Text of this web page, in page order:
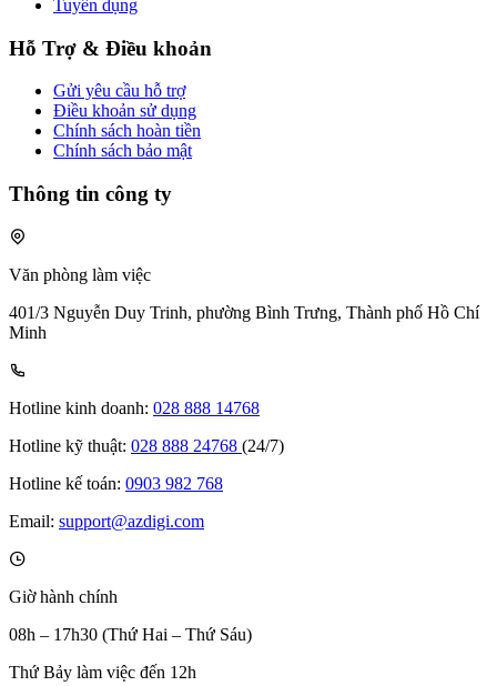
Tuyển dụng
Hỗ Trợ & Điều khoản
Gửi yêu cầu hỗ trợ
Điều khoản sử dụng
Chính sách hoàn tiền
Chính sách bảo mật
Thông tin công ty
Văn phòng làm việc
401/3 Nguyễn Duy Trinh, phường Bình Trưng, Thành phố Hồ Chí
Minh
Hotline kinh doanh: 028 888 14768
Hotline kỹ thuật: 028 888 24768 (24/7)
Hotline kế toán: 0903 982 768
Email: support@azdigi.com
Giờ hành chính
08h – 17h30 (Thứ Hai – Thứ Sáu)
Thứ Bảy làm việc đến 12h